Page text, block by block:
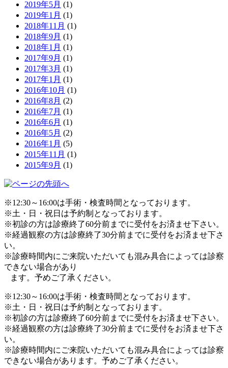
2019年5月 (1)
2019年1月 (1)
2018年11月 (1)
2018年9月 (1)
2018年1月 (1)
2017年9月 (1)
2017年3月 (1)
2017年1月 (1)
2016年10月 (1)
2016年8月 (2)
2016年7月 (1)
2016年6月 (1)
2016年5月 (2)
2016年1月 (5)
2015年11月 (1)
2015年9月 (1)
※12:30～16:00は手術・検査時間となっております。
※土・日・祝日は予約制となっております。
※初診の方は診療終了60分前までに受付をお済ませ下さい。
※経過観察の方は診療終了30分前までに受付をお済ませ下さ
い。
※診療時間内にご来院いただいても混み具合によっては診察
できない場合があり
ます。予めご了承ください。
※12:30～16:00は手術・検査時間となっております。
※土・日・祝日は予約制となっております。
※初診の方は診療終了60分前までに受付をお済ませ下さい。
※経過観察の方は診療終了30分前までに受付をお済ませ下さ
い。
※診療時間内にご来院いただいても混み具合によっては診察
できない場合があります。予めご了承ください。